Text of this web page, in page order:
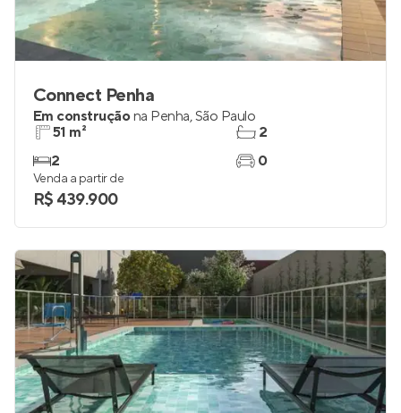
Connect Penha
Em construçãona Penha,São Paulo
51 m²
2
2
0
Venda a partir de
R$ 439.900